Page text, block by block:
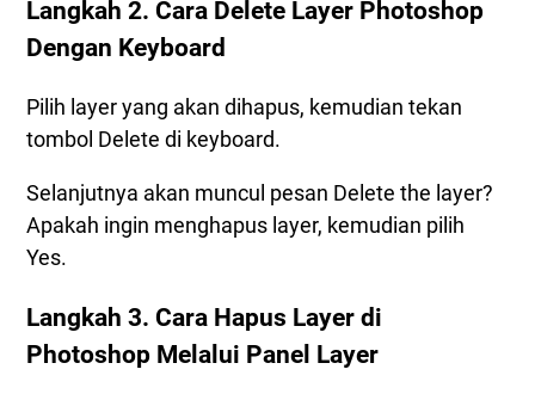
Langkah 2. Cara Delete Layer Photoshop
Dengan Keyboard
Pilih layer yang akan dihapus, kemudian tekan
tombol Delete di keyboard.
Selanjutnya akan muncul pesan Delete the layer?
Apakah ingin menghapus layer, kemudian pilih
Yes.
Langkah 3. Cara Hapus Layer di
Photoshop Melalui Panel Layer